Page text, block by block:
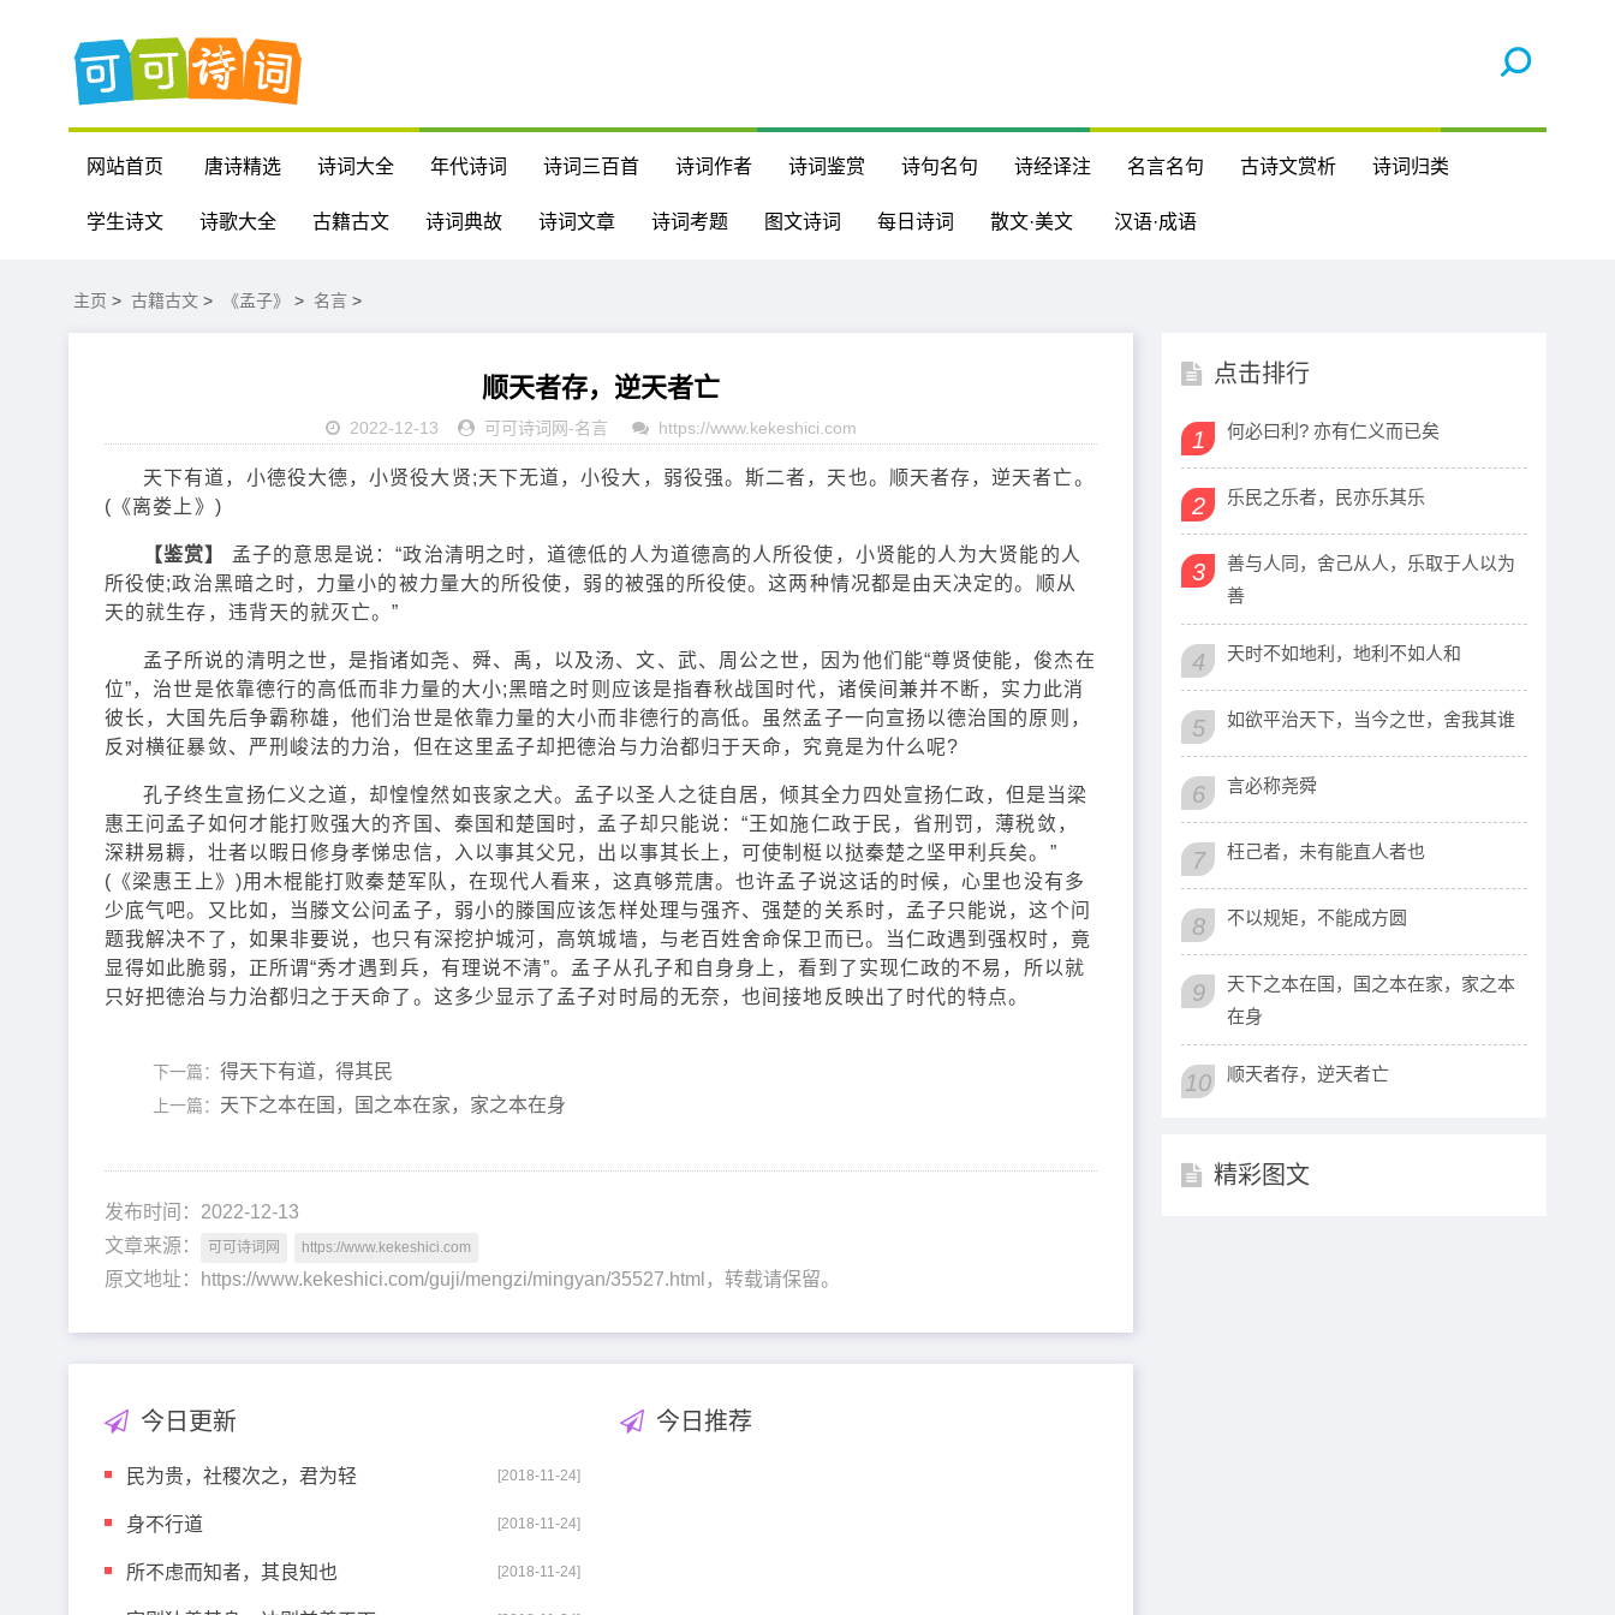
网站首页 唐诗精选 诗词大全 年代诗词 诗词三百首 诗词作者 诗词鉴赏 诗句名句 诗经译注 名言名句 古诗文赏析 诗词归类
学生诗文 诗歌大全 古籍古文 诗词典故 诗词文章 诗词考题 图文诗词 每日诗词 散文·美文 汉语·成语
主页 > 古籍古文 > 《孟子》 > 名言 >
顺天者存，逆天者亡
2022-12-13 可可诗词网-名言 https://www.kekeshici.com
天下有道，小德役大德，小贤役大贤;天下无道，小役大，弱役强。斯二者，天也。顺天者存，逆天者亡。
(《离娄上》)
【鉴赏】
孟子的意思是说：“政治清明之时，道德低的人为道德高的人所役使，小贤能的人为大贤能的人
所役使;政治黑暗之时，力量小的被力量大的所役使，弱的被强的所役使。这两种情况都是由天决定的。顺从
天的就生存，违背天的就灭亡。”
孟子所说的清明之世，是指诸如尧、舜、禹，以及汤、文、武、周公之世，因为他们能“尊贤使能，俊杰在
位”，治世是依靠德行的高低而非力量的大小;黑暗之时则应该是指春秋战国时代，诸侯间兼并不断，实力此消
彼长，大国先后争霸称雄，他们治世是依靠力量的大小而非德行的高低。虽然孟子一向宣扬以德治国的原则，
反对横征暴敛、严刑峻法的力治，但在这里孟子却把德治与力治都归于天命，究竟是为什么呢?
孔子终生宣扬仁义之道，却惶惶然如丧家之犬。孟子以圣人之徒自居，倾其全力四处宣扬仁政，但是当梁
惠王问孟子如何才能打败强大的齐国、秦国和楚国时，孟子却只能说：“王如施仁政于民，省刑罚，薄税敛，
深耕易耨，壮者以暇日修身孝悌忠信，入以事其父兄，出以事其长上，可使制梃以挞秦楚之坚甲利兵矣。”
(《梁惠王上》)用木棍能打败秦楚军队，在现代人看来，这真够荒唐。也许孟子说这话的时候，心里也没有多
少底气吧。又比如，当滕文公问孟子，弱小的滕国应该怎样处理与强齐、强楚的关系时，孟子只能说，这个问
题我解决不了，如果非要说，也只有深挖护城河，高筑城墙，与老百姓舍命保卫而已。当仁政遇到强权时，竟
显得如此脆弱，正所谓“秀才遇到兵，有理说不清”。孟子从孔子和自身身上，看到了实现仁政的不易，所以就
只好把德治与力治都归之于天命了。这多少显示了孟子对时局的无奈，也间接地反映出了时代的特点。
下一篇： 得天下有道，得其民
上一篇： 天下之本在国，国之本在家，家之本在身
发布时间：2022-12-13
文章来源：
可可诗词网 https://www.kekeshici.com
原文地址：https://www.kekeshici.com/guji/mengzi/mingyan/35527.html，转载请保留。
今日更新
民为贵，社稷次之，君为轻 [2018-11-24]
身不行道 [2018-11-24]
所不虑而知者，其良知也 [2018-11-24]
今日推荐
点击排行
1 何必曰利? 亦有仁义而已矣
2 乐民之乐者，民亦乐其乐
3
善与人同，舍己从人，乐取于人以为
善
4 天时不如地利，地利不如人和
5 如欲平治天下，当今之世，舍我其谁
6 言必称尧舜
7 枉己者，未有能直人者也
8 不以规矩，不能成方圆
9
天下之本在国，国之本在家，家之本
在身
10 顺天者存，逆天者亡
精彩图文